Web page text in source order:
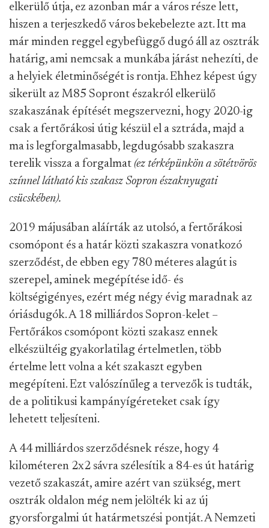
elkerülő útja, ez azonban már a város része lett,
hiszen a terjeszkedő város bekebelezte azt. Itt ma
már minden reggel egybefüggő dugó áll az osztrák
határig, ami nemcsak a munkába járást nehezíti, de
a helyiek életminőségét is rontja. Ehhez képest úgy
sikerült az M85 Sopront északról elkerülő
szakaszának építését megszervezni, hogy 2020-ig
csak a fertőrákosi útig készül el a sztráda, majd a
ma is legforgalmasabb, legdugósabb szakaszra
terelik vissza a forgalmat (ez térképünkön a sötétvörös
színnel látható kis szakasz Sopron északnyugati
csücskében).
2019 májusában aláírták az utolsó, a fertőrákosi
csomópont és a határ közti szakaszra vonatkozó
szerződést, de ebben egy 780 méteres alagút is
szerepel, aminek megépítése idő- és
költségigényes, ezért még négy évig maradnak az
óriásdugók. A 18 milliárdos Sopron-kelet –
Fertőrákos csomópont közti szakasz ennek
elkészültéig gyakorlatilag értelmetlen, több
értelme lett volna a két szakaszt egyben
megépíteni. Ezt valószínűleg a tervezők is tudták,
de a politikusi kampányígéreteket csak így
lehetett teljesíteni.
A 44 milliárdos szerződésnek része, hogy 4
kilométeren 2x2 sávra szélesítik a 84-es út határig
vezető szakaszát, amire azért van szükség, mert
osztrák oldalon még nem jelölték ki az új
gyorsforgalmi út határmetszési pontját. A Nemzeti